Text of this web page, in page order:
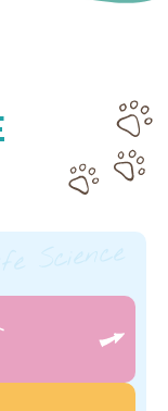
Science